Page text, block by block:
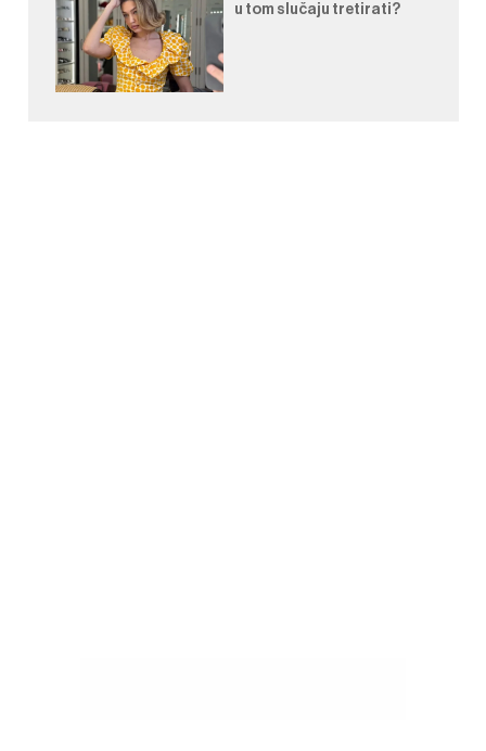
u tom slučaju tretirati?